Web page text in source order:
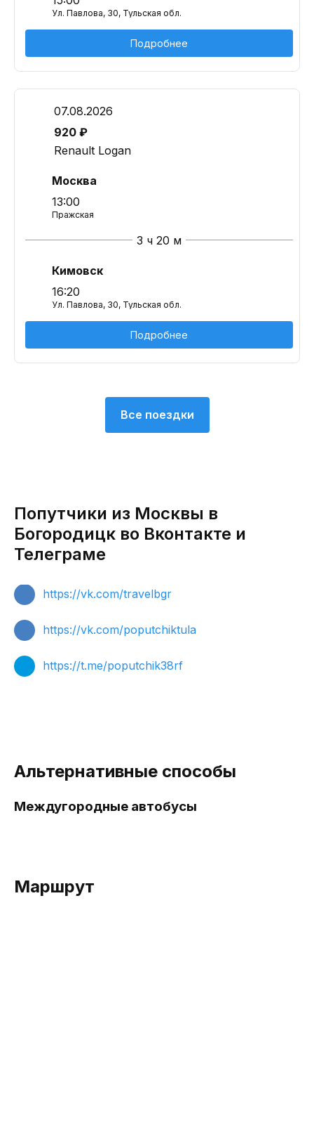
Ул. Павлова, 30, Тульская обл.
Подробнее
07.08.2026
920 ₽
Renault Logan
Москва
13:00
Пражская
3 ч 20 м
Кимовск
16:20
Ул. Павлова, 30, Тульская обл.
Подробнее
Все поездки
Попутчики из Москвы в
Богородицк во Вконтакте и
Телеграме
https://vk.com/travelbgr
https://vk.com/poputchiktula
https://t.me/poputchik38rf
Альтернативные способы
Междугородные автобусы
Маршрут